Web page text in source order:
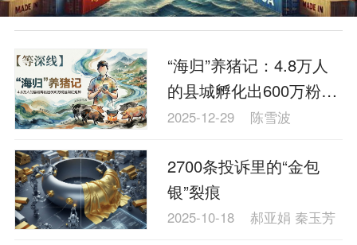
能源化工
家电家居 航旅交运
案例
理财
资本市场 资管
信托交易
保险
金融市场 智库
新域实验室
与老板对话
家族企业
品牌活动
金融科技
数据要素 城投
党建
“海归”养猪记：4.8万人
的县城孵化出600万粉丝
网红矩阵
2025-12-29 陈雪波
2700条投诉里的“金包
银”裂痕
2025-10-18 郝亚娟 秦玉芳